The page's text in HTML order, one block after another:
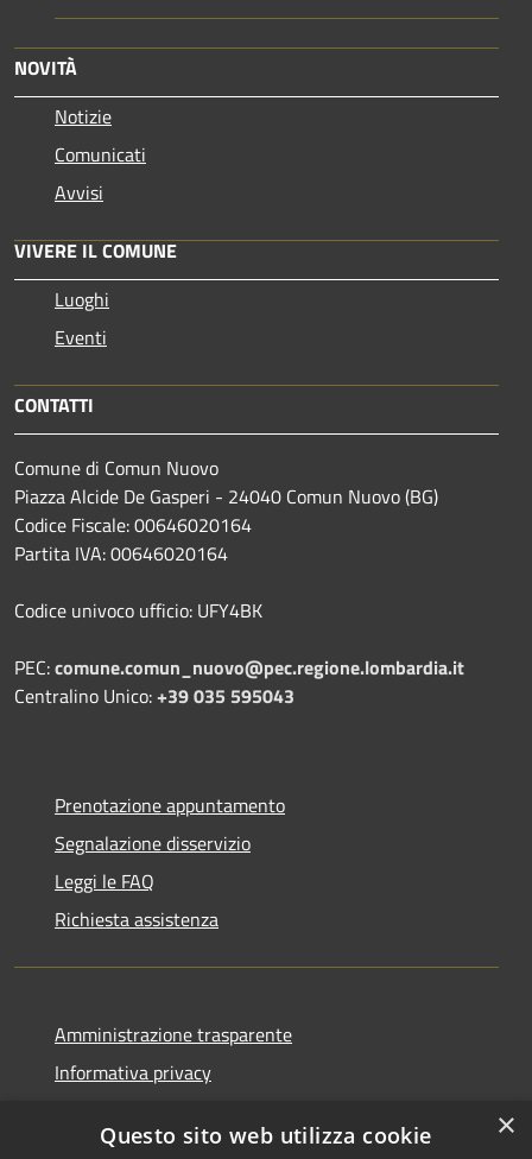
NOVITÀ
Notizie
Comunicati
Avvisi
VIVERE IL COMUNE
Luoghi
Eventi
CONTATTI
Comune di Comun Nuovo
Piazza Alcide De Gasperi - 24040 Comun Nuovo (BG)
Codice Fiscale: 00646020164
Partita IVA: 00646020164
Codice univoco ufficio: UFY4BK
PEC:comune.comun_nuovo@pec.regione.lombardia.it
Centralino Unico:+39 035 595043
Prenotazione appuntamento
Segnalazione disservizio
Leggi le FAQ
Richiesta assistenza
Amministrazione trasparente
Informativa privacy
Dichiarazione di accessibilità
×
Questo sito web utilizza cookie